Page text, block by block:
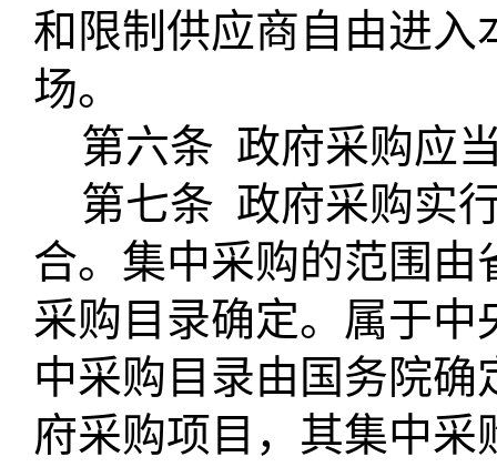
和限制供应商自由进
场。
第六条 政府采购应
第七条 政府采购实
合。集中采购的范围
采购目录确定。属于
中采购目录由国务院
府采购项目，其集中